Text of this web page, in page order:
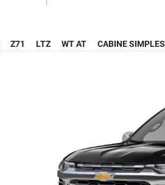
Z71 LTZ WT AT CABINE SIMPLES